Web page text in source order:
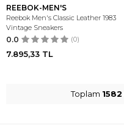
REEBOK-MEN'S
Reebok Men's Classic Leather 1983
Vintage Sneakers
0.0 (0)
7.895,33 TL
Toplam 1582